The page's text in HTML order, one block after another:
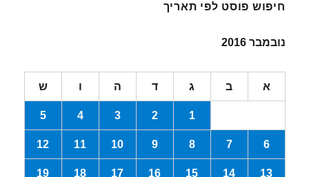
חיפוש פוסט לפי תאריך
נובמבר 2016
א ב ג ד ה ו ש
1
2
3
4
5
6
7
8
9
10
11
12
13
14
15
16
17
18
19